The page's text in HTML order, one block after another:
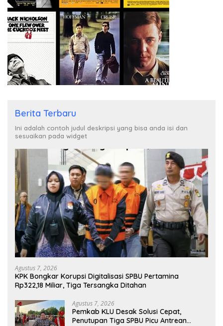
Berita Terbaru
Ini adalah contoh judul deskripsi yang bisa anda isi dan
sesuaikan pada widget
Agustus 7, 2026
KPK Bongkar Korupsi Digitalisasi SPBU Pertamina
Rp322,18 Miliar, Tiga Tersangka Ditahan
Agustus 7, 2026
Pemkab KLU Desak Solusi Cepat,
Penutupan Tiga SPBU Picu Antrean